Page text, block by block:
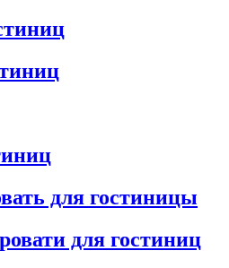
для гостиницы
для гостиниц